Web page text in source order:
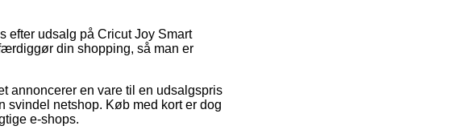
efter udsalg på Cricut Joy Smart
din shopping, så man er
annoncerer en vare til en udsalgspris
svindel netshop. Køb med kort er dog
e-shops.